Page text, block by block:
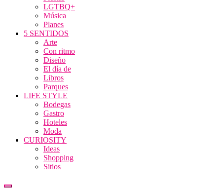
LGTBQ+
Música
Planes
5 SENTIDOS
Arte
Con ritmo
Diseño
El día de
Libros
Parques
LIFE STYLE
Bodegas
Gastro
Hoteles
Moda
CURIOSITY
Ideas
Shopping
Sitios